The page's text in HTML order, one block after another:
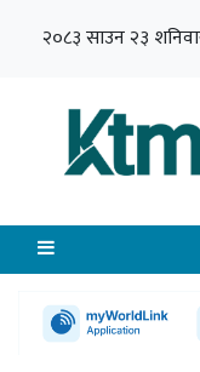
२०८३ साउन २३